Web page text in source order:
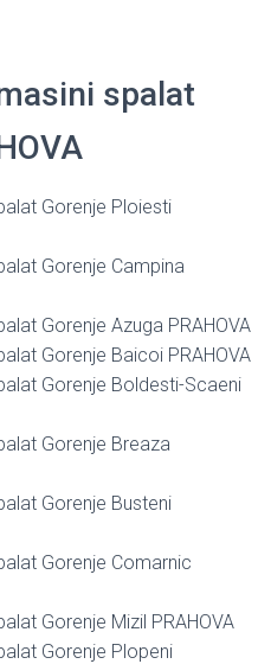
spalat
Gorenje Ploiesti
Gorenje Campina
Gorenje Azuga PRAHOVA
Gorenje Baicoi PRAHOVA
Gorenje Boldesti-Scaeni
Gorenje Breaza
Gorenje Busteni
Gorenje Comarnic
Gorenje Mizil PRAHOVA
Gorenje Plopeni